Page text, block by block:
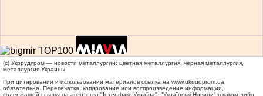
(c) Укррудпром — новости металлургии: цветная металлургия, черная металлургия,
металлургия Украины
При цитировании и использовании материалов ссылка на www.ukrrudprom.ua
обязательна. Перепечатка, копирование или воспроизведение информации,